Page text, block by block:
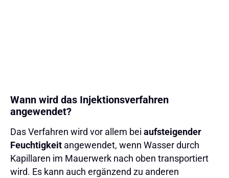
Wann wird das Injektionsverfahren
angewendet?
Das Verfahren wird vor allem bei aufsteigender
Feuchtigkeitangewendet, wenn Wasser durch
Kapillaren im Mauerwerk nach oben transportiert
wird. Es kann auch ergänzend zu anderen